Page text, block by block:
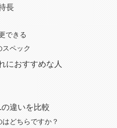
長
できる
ペック
におすすめな人
違いを比較
どちらですか？